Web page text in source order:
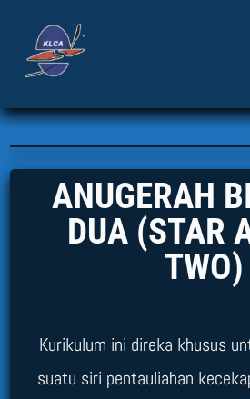
ANUGERAH
DUA (STAR
TWO)
Kurikulum ini direka khusus
suatu siri pentauliahan